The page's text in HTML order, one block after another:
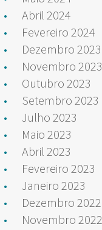
Abril 2024
Fevereiro 2024
Dezembro 2023
Novembro 2023
Outubro 2023
Setembro 2023
Julho 2023
Maio 2023
Abril 2023
Fevereiro 2023
Janeiro 2023
Dezembro 2022
Novembro 2022